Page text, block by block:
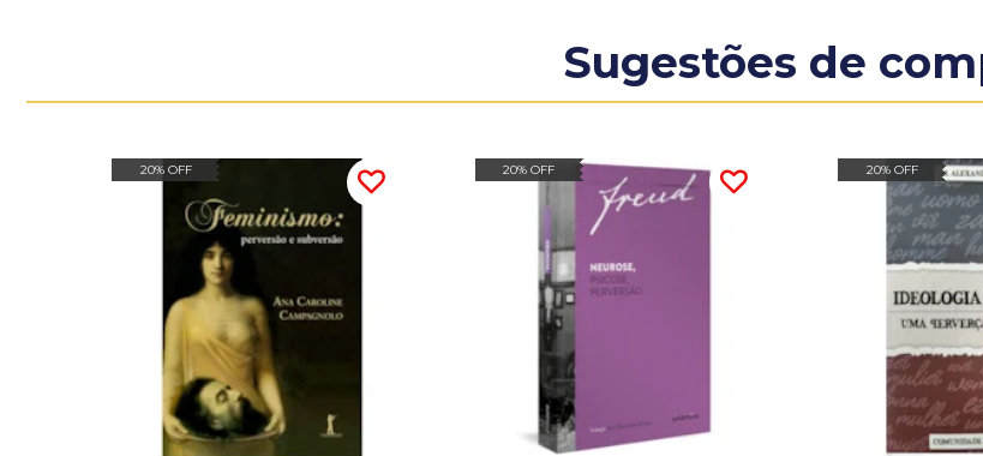
Sugestões de
20% OFF 20% OFF 20% OFF